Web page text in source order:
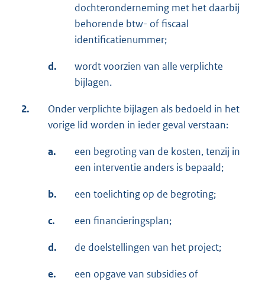
dochteronderneming met het daarbij
behorende btw- of fiscaal
identificatienummer;
d.
wordt voorzien van alle verplichte
bijlagen.
2.
Onder verplichte bijlagen als bedoeld in het
vorige lid worden in ieder geval verstaan:
a.
een begroting van de kosten, tenzij in
een interventie anders is bepaald;
b. een toelichting op de begroting;
c. een financieringsplan;
d. de doelstellingen van het project;
e.
een opgave van subsidies of